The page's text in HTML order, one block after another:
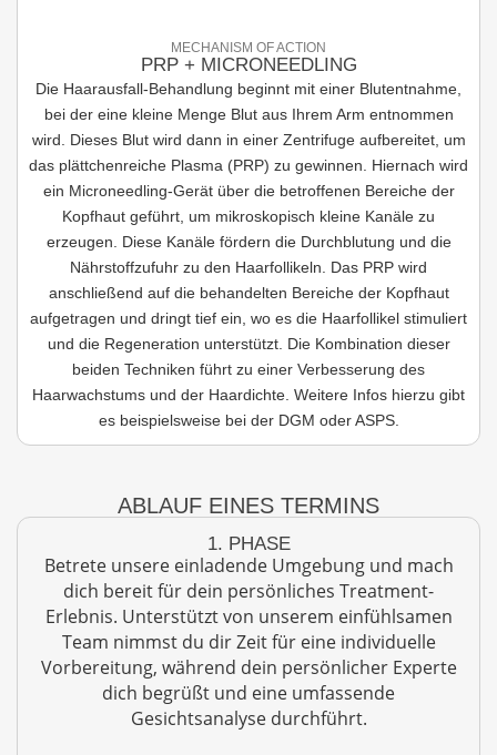
MECHANISM OF ACTION
PRP + MICRONEEDLING
Die Haarausfall-Behandlung beginnt mit einer Blutentnahme,
bei der eine kleine Menge Blut aus Ihrem Arm entnommen
wird. Dieses Blut wird dann in einer Zentrifuge aufbereitet, um
das plättchenreiche Plasma (PRP) zu gewinnen. Hiernach wird
ein Microneedling-Gerät über die betroffenen Bereiche der
Kopfhaut geführt, um mikroskopisch kleine Kanäle zu
erzeugen. Diese Kanäle fördern die Durchblutung und die
Nährstoffzufuhr zu den Haarfollikeln. Das PRP wird
anschließend auf die behandelten Bereiche der Kopfhaut
aufgetragen und dringt tief ein, wo es die Haarfollikel stimuliert
und die Regeneration unterstützt. Die Kombination dieser
beiden Techniken führt zu einer Verbesserung des
Haarwachstums und der Haardichte. Weitere Infos hierzu gibt
es beispielsweise bei der DGM oder ASPS.
ABLAUF EINES TERMINS
1. PHASE
Betrete unsere einladende Umgebung und mach
dich bereit für dein persönliches Treatment-
Erlebnis. Unterstützt von unserem einfühlsamen
Team nimmst du dir Zeit für eine individuelle
Vorbereitung, während dein persönlicher Experte
dich begrüßt und eine umfassende
Gesichtsanalyse durchführt.